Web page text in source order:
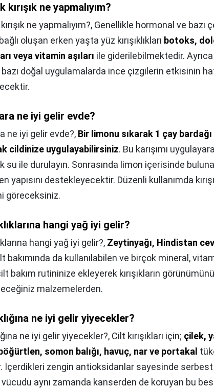
kırışık ne yapmalıyım?
ne yapmalıyım?, Genellikle hormonal ve bazı
oluşan erken yaşta yüz kırışıklıkları botoks,
veya vitamin aşıları ile giderilebilmektedir. Ayrıca
bazı doğal uygulamalarda ince çizgilerin etkisinin
ne iyi gelir evde?
ne iyi gelir evde?, Bir limonu sıkarak 1 çay
cildinize uygulayabilirsiniz. Bu karışımı
su ile durulayın. Sonrasında limon içerisinde
yapısını destekleyecektir. Düzenli kullanımda
göreceksiniz.
hangi yağ iyi gelir?
hangi yağ iyi gelir?, Zeytinyağı, Hindistan
bakımında da kullanılabilen ve birçok mineral,
bakım rutininize ekleyerek kırışıkların görünümünü
malzemelerden.
ne iyi gelir yiyecekler?
ne iyi gelir yiyecekler?, Cilt kırışıkları için; çilek,
somon balığı, havuç, nar ve portakal
İçerdikleri zengin antioksidanlar sayesinde
aynı zamanda kanserden de koruyan bu